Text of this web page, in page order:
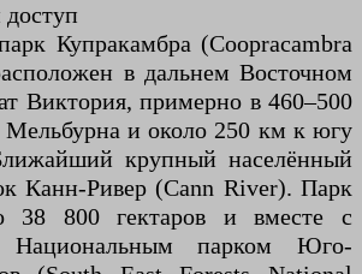
Купракамбра (Coopracambra
в дальнем Восточном
Виктория, примерно в 460–500
Мельбурна и около 250 км к югу
крупный населённый
Канн-Ривер (Cann River). Парк
38 800 гектаров и вместе с
парком Юго-